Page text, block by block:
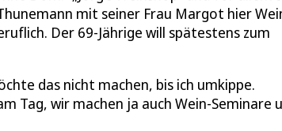
mit seiner Frau Margot hier
Der 69-Jährige will spätestens zum
das nicht machen, bis ich umkippe.
Tag, wir machen ja auch Wein-Seminare